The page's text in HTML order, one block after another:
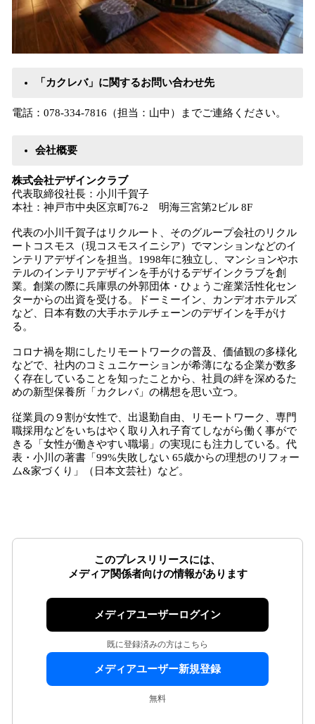
「カクレバ」に関するお問い合わせ先
電話：078-334-7816（担当：山中）までご連絡ください。
会社概要
株式会社デザインクラブ
代表取締役社長：小川千賀子
本社：神戸市中央区京町76-2 明海三宮第2ビル 8F
代表の小川千賀子はリクルート、そのグループ会社のリクル
ートコスモス（現コスモスイニシア）でマンションなどのイ
ンテリアデザインを担当。1998年に独立し、マンションやホ
テルのインテリアデザインを手がけるデザインクラブを創
業。創業の際に兵庫県の外郭団体・ひょうご産業活性化セン
ターからの出資を受ける。ドーミーイン、カンデオホテルズ
など、日本有数の大手ホテルチェーンのデザインを手がけ
る。
コロナ禍を期にしたリモートワークの普及、価値観の多様化
などで、社内のコミュニケーションが希薄になる企業が数多
く存在していることを知ったことから、社員の絆を深めるた
めの新型保養所「カクレバ」の構想を思い立つ。
従業員の９割が女性で、出退勤自由、リモートワーク、専門
職採用などをいちはやく取り入れ子育てしながら働く事がで
きる「女性が働きやすい職場」の実現にも注力している。代
表・小川の著書「99%失敗しない 65歳からの理想のリフォー
ム&家づくり」（日本文芸社）など。
このプレスリリースには、
メディア関係者向けの情報があります
メディアユーザーログイン
既に登録済みの方はこちら
メディアユーザー新規登録
無料